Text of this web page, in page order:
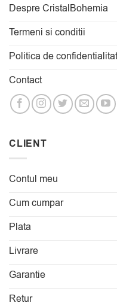
Despre CristalBohemia
Termeni si conditii
Politica de
Contact
CLIENT
Contul meu
Cum cumpar
Plata
Livrare
Garantie
Retur